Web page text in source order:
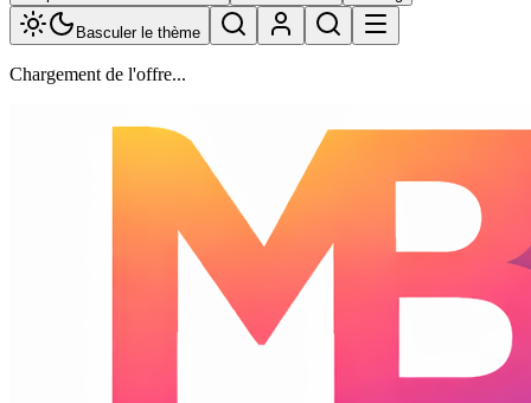
Basculer le thème
Chargement de l'offre...